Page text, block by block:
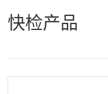
快检产品